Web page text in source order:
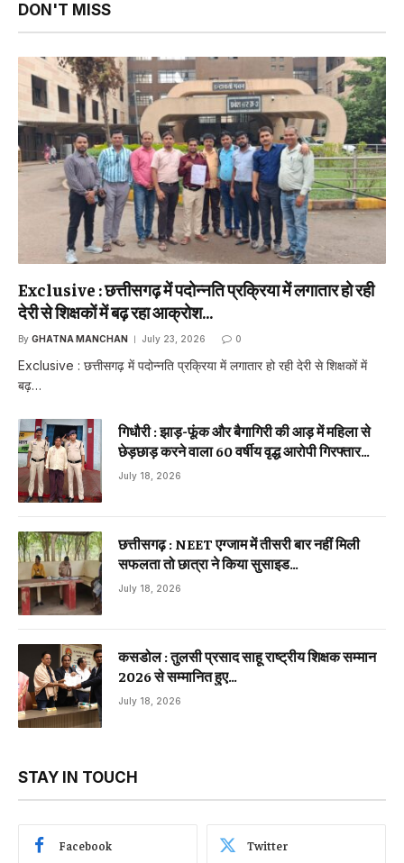
DON'T MISS
Exclusive : छत्तीसगढ़ में पदोन्नति प्रक्रिया में लगातार हो रही
देरी से शिक्षकों में बढ़ रहा आक्रोश…
By GHATNA MANCHAN July 23, 2026 0
Exclusive : छत्तीसगढ़ में पदोन्नति प्रक्रिया में लगातार हो रही देरी से शिक्षकों में
बढ़…
गिधौरी : झाड़-फूंक और बैगागिरी की आड़ में महिला से
छेड़छाड़ करने वाला 60 वर्षीय वृद्ध आरोपी गिरफ्तार…
July 18, 2026
छत्तीसगढ़ : NEET एग्जाम में तीसरी बार नहीं मिली
सफलता तो छात्रा ने किया सुसाइड…
July 18, 2026
कसडोल : तुलसी प्रसाद साहू राष्ट्रीय शिक्षक सम्मान
2026 से सम्मानित हुए…
July 18, 2026
STAY IN TOUCH
Facebook Twitter